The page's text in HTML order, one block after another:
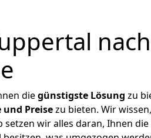
nach
diegünstigste Lösung zu
Preisezu bieten. Wir
wir alles daran, Ihnen